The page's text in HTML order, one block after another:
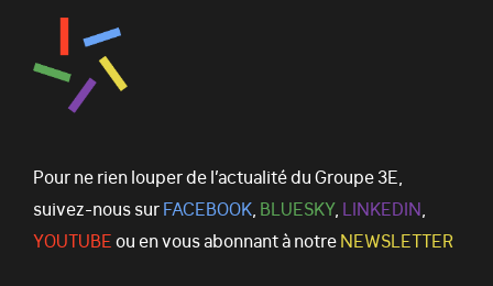
commissaires aux comptes. Celles-ci sont
en harmonie avec les normes
internationales.
Ses contrôles sont faits par sondages, en
fonction de son évaluation des systèmes
Pour ne rien louper de l’actualité du Groupe 3E,
suivez-nous surFACEBOOK BLUESKY, LINKEDIN
YOUTUBEou en vous abonnant à notreNEWSLETTER